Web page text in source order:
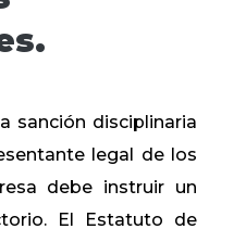
sanción disciplinaria
legal de los
debe instruir un
El Estatuto de